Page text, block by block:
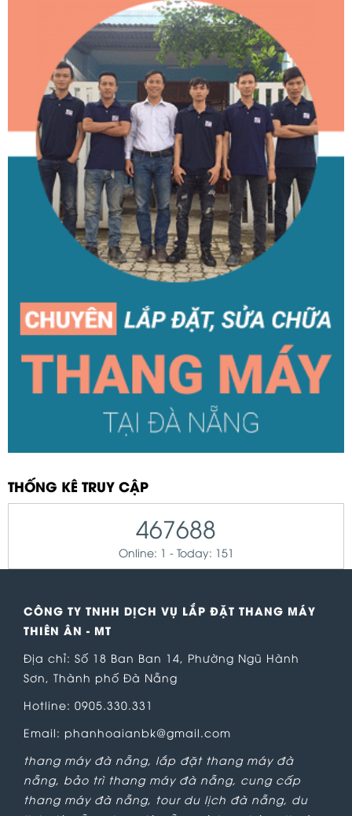
THỐNG KÊ TRUY CẬP
467688
Online: 1 - Today: 151
CÔNG TY TNHH DỊCH VỤ LẮP ĐẶT THANG MÁY
THIÊN ÂN - MT
Địa chỉ: Số 18 Ban Ban 14, Phường Ngũ Hành
Sơn, Thành phố Đà Nẵng
Hotline: 0905.330.331
Email: phanhoaianbk@gmail.com
thang máy đà nẵng, lắp đặt thang máy đà
nẵng, bảo trì thang máy đà nẵng, cung cấp
thang máy đà nẵng, tour du lịch đà nẵng, du